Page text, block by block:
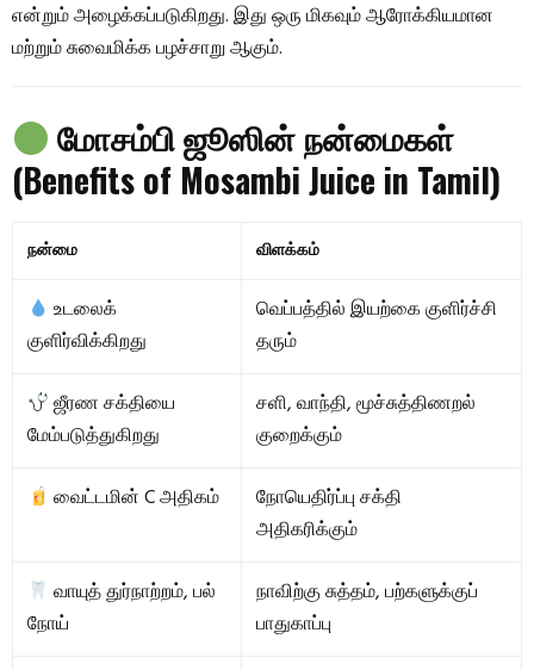
என்றும் அழைக்கப்படுகிறது. இது ஒரு மிகவும் ஆரோக்கியமான
மற்றும் சுவைமிக்க பழச்சாறு ஆகும்.
மோசம்பி ஜூஸின் நன்மைகள்
(Benefits of Mosambi Juice in Tamil)
நன்மை விளக்கம்
உடலைக்
குளிர்விக்கிறது
வெப்பத்தில் இயற்கை குளிர்ச்சி
தரும்
ஜீரண சக்தியை
மேம்படுத்துகிறது
சளி, வாந்தி, மூச்சுத்திணறல்
குறைக்கும்
வைட்டமின் C அதிகம்
நோயெதிர்ப்பு சக்தி
அதிகரிக்கும்
வாயுத் துர்நாற்றம், பல்
நோய்
நாவிற்கு சுத்தம், பற்களுக்குப்
பாதுகாப்பு